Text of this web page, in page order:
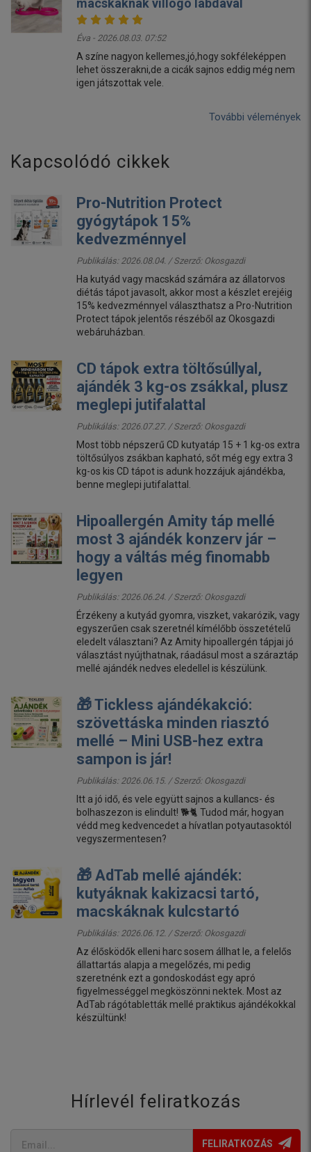
Éva - 2026.08.03. 07:52
A színe nagyon kellemes,jó,hogy sokféleképpen
lehet összerakni,de a cicák sajnos eddig még nem
igen játszottak vele.
További vélemények
Kapcsolódó cikkek
Pro-Nutrition Protect
gyógytápok 15%
kedvezménnyel
Publikálás: 2026.08.04. / Szerző: Okosgazdi
Ha kutyád vagy macskád számára az állatorvos
diétás tápot javasolt, akkor most a készlet erejéig
15% kedvezménnyel választhatsz a Pro-Nutrition
Protect tápok jelentős részéből az Okosgazdi
webáruházban.
CD tápok extra töltősúllyal,
ajándék 3 kg-os zsákkal, plusz
meglepi jutifalattal
Publikálás: 2026.07.27. / Szerző: Okosgazdi
Most több népszerű CD kutyatáp 15 + 1 kg-os extra
töltősúlyos zsákban kapható, sőt még egy extra 3
kg-os kis CD tápot is adunk hozzájuk ajándékba,
benne meglepi jutifalattal.
Hipoallergén Amity táp mellé
most 3 ajándék konzerv jár –
hogy a váltás még finomabb
legyen
Publikálás: 2026.06.24. / Szerző: Okosgazdi
Érzékeny a kutyád gyomra, viszket, vakarózik, vagy
egyszerűen csak szeretnél kímélőbb összetételű
eledelt választani? Az Amity hipoallergén tápjai jó
választást nyújthatnak, ráadásul most a száraztáp
mellé ajándék nedves eledellel is készülünk.
🎁 Tickless ajándékakció:
szövettáska minden riasztó
mellé – Mini USB-hez extra
sampon is jár!
Publikálás: 2026.06.15. / Szerző: Okosgazdi
Itt a jó idő, és vele együtt sajnos a kullancs- és
bolhaszezon is elindult! 🐕🐈 Tudod már, hogyan
védd meg kedvencedet a hívatlan potyautasoktól
vegyszermentesen?
🎁 AdTab mellé ajándék:
kutyáknak kakizacsi tartó,
macskáknak kulcstartó
Publikálás: 2026.06.12. / Szerző: Okosgazdi
Az élősködők elleni harc sosem állhat le, a felelős
állattartás alapja a megelőzés, mi pedig
szeretnénk ezt a gondoskodást egy apró
figyelmességgel megköszönni nektek. Most az
AdTab rágótabletták mellé praktikus ajándékokkal
készültünk!
Hírlevél feliratkozás
FELIRATKOZÁS